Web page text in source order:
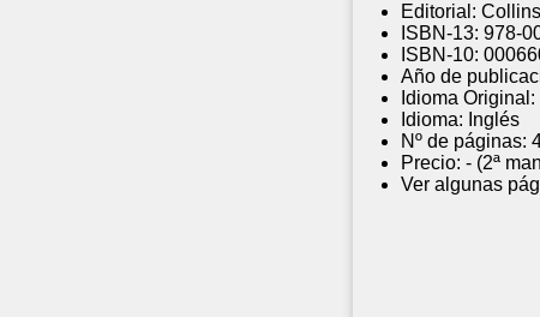
Editorial:
ISBN-13: 978-
ISBN-10:
Año de
Idioma Original:
Idioma: Inglés
Nº de páginas:
Precio: - (2ª
Ver algunas